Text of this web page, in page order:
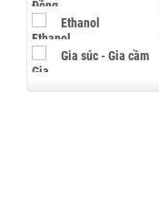
Ethanol
Gia súc - Gia cầm